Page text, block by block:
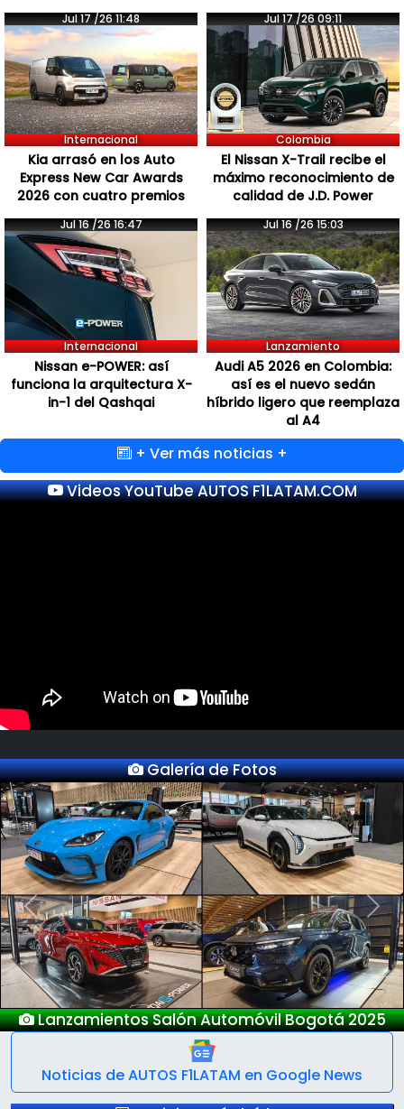
Jul 17 /26 11:48
Internacional
Kia arrasó en los Auto
Express New Car Awards
2026 con cuatro premios
Jul 17 /26 09:11
Colombia
El Nissan X-Trail recibe el
máximo reconocimiento de
calidad de J.D. Power
Jul 16 /26 16:47
Internacional
Nissan e-POWER: así
funciona la arquitectura X-
in-1 del Qashqai
Jul 16 /26 15:03
Lanzamiento
Audi A5 2026 en Colombia:
así es el nuevo sedán
híbrido ligero que reemplaza
al A4
+ Ver más noticias +
Videos YouTube AUTOS F1LATAM.COM
Galería de Fotos
Nuevo Deepal S05
Previous Next
Noticias de AUTOS F1LATAM en Google News